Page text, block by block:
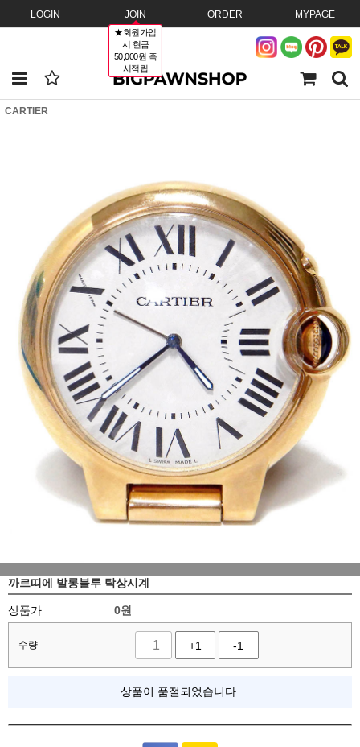
LOGIN JOIN
★회원가입
시 현금
50,000원 즉
시적립
ORDER MYPAGE
CARTIER
까르띠에 발롱블루 탁상시계
상품가 0원
수량 +1 -1
상품이 품절되었습니다.